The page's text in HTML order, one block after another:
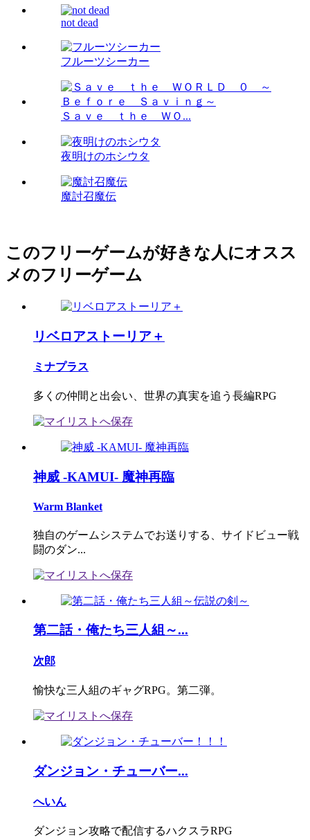
not dead
フルーツシーカー
Ｓａｖｅ ｔｈｅ ＷＯ...
夜明けのホシウタ
魔討召魔伝
このフリーゲームが好きな人にオスス
メのフリーゲーム
リベロアストーリア＋
ミナプラス
多くの仲間と出会い、世界の真実を追う長編RPG
神威 -KAMUI- 魔神再臨
Warm Blanket
独自のゲームシステムでお送りする、サイドビュー戦
闘のダン...
第二話・俺たち三人組～...
次郎
愉快な三人組のギャグRPG。第二弾。
ダンジョン・チューバー...
へいん
ダンジョン攻略で配信するハクスラRPG